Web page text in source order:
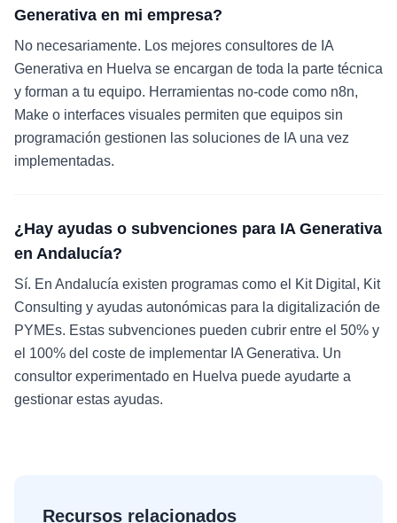
Generativa en mi empresa?
No necesariamente. Los mejores consultores de IA
Generativa en Huelva se encargan de toda la parte técnica
y forman a tu equipo. Herramientas no-code como n8n,
Make o interfaces visuales permiten que equipos sin
programación gestionen las soluciones de IA una vez
implementadas.
¿Hay ayudas o subvenciones para IA Generativa
en Andalucía?
Sí. En Andalucía existen programas como el Kit Digital, Kit
Consulting y ayudas autonómicas para la digitalización de
PYMEs. Estas subvenciones pueden cubrir entre el 50% y
el 100% del coste de implementar IA Generativa. Un
consultor experimentado en Huelva puede ayudarte a
gestionar estas ayudas.
Recursos relacionados